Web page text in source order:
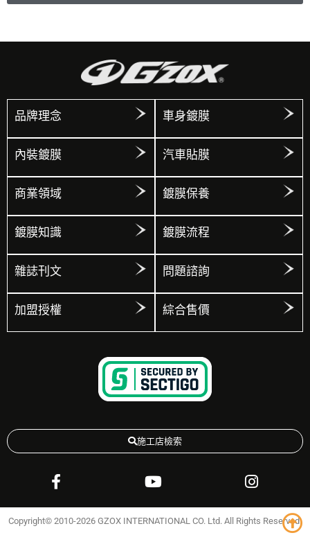
品牌理念 車身鍍膜
內裝鍍膜 汽車貼膜
商業領域 鍍膜保養
鍍膜知識 鍍膜流程
雜誌刊文 問題諮詢
加盟授權 綜合售價
施工店檢索
Copyright© 2010-2026 GZOX INTERNATIONAL CO. Ltd. All Rights Reserved.